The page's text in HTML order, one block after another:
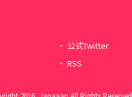
公式Twitter
RSS